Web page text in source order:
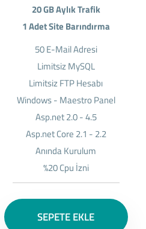
20 GB Aylık Trafik
1 Adet Site Barındırma
50 E-Mail Adresi
Limitsiz MySQL
Limitsiz FTP Hesabı
Windows - Maestro Panel
Asp.net 2.0 - 4.5
Asp.net Core 2.1 - 2.2
Anında Kurulum
%20 Cpu İzni
SEPETE EKLE